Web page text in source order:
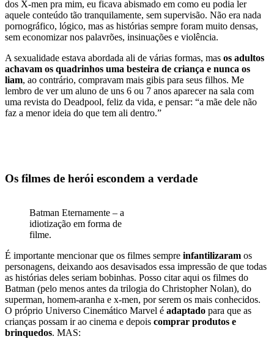
dos X-men pra mim, eu ficava abismado em como eu podia ler
aquele conteúdo tão tranquilamente, sem supervisão. Não era nada
pornográfico, lógico, mas as histórias sempre foram muito densas,
sem economizar nos palavrões, insinuações e violência.
A sexualidade estava abordada ali de várias formas, mas os adultos
achavam os quadrinhos uma besteira de criança e nunca os
liam, ao contrário, compravam mais gibis para seus filhos. Me
lembro de ver um aluno de uns 6 ou 7 anos aparecer na sala com
uma revista do Deadpool, feliz da vida, e pensar: “a mãe dele não
faz a menor ideia do que tem ali dentro.”
Os filmes de herói escondem a verdade
Batman Eternamente – a
idiotização em forma de
filme.
É importante mencionar que os filmes sempre infantilizaram os
personagens, deixando aos desavisados essa impressão de que todas
as histórias deles seriam bobinhas. Posso citar aqui os filmes do
Batman (pelo menos antes da trilogia do Christopher Nolan), do
superman, homem-aranha e x-men, por serem os mais conhecidos.
O próprio Universo Cinemático Marvel é adaptado para que as
crianças possam ir ao cinema e depois comprar produtos e
brinquedos. MAS: